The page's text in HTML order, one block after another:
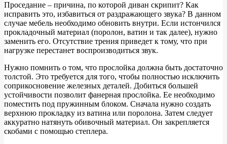
Проседание – причина, по которой диван скрипит? Как
исправить это, избавиться от раздражающего звука? В данном
случае мебель необходимо обновить внутри. Если истончился
прокладочный материал (поролон, ватин и так далее), нужно
заменить его. Отсутствие трения приведет к тому, что при
нагрузке перестанет воспроизводиться звук.
Нужно помнить о том, что прослойка должна быть достаточно
толстой. Это требуется для того, чтобы полностью исключить
соприкосновение железных деталей. Добиться большей
устойчивости позволит фанерная прослойка. Ее необходимо
поместить под пружинным блоком. Сначала нужно создать
верхнюю прокладку из ватина или поролона. Затем следует
аккуратно натянуть обивочный материал. Он закрепляется
скобами с помощью степлера.